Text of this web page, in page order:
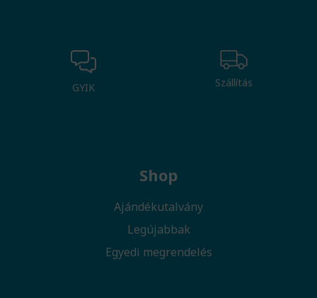
GYIK Szállítás
Shop
Ajándékutalvány
Legújabbak
Egyedi megrendelés